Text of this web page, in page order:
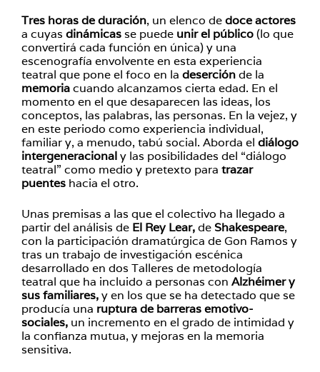
Tres horas de duración, un elenco dedoce actores
a cuyas dinámicasse puede unir el público(lo que
convertirá cada función en única) y una
escenografía envolvente en esta experiencia
teatral que pone el foco en la deserciónde la
memoriacuando alcanzamos cierta edad. En el
momento en el que desaparecen las ideas, los
conceptos, las palabras, las personas. En la vejez, y
en este periodo como experiencia individual,
familiar y, a menudo, tabú social. Aborda el diálogo
intergeneracionaly las posibilidades del “diálogo
teatral” como medio y pretexto para trazar
puentes hacia el otro.
Unas premisas a las que el colectivo ha llegado a
partir del análisis de El Rey Lear,de Shakespeare,
con la participación dramatúrgica de Gon Ramos y
tras un trabajo de investigación escénica
desarrollado en dos Talleres de metodología
teatral que ha incluido a personas con Alzhéimer y
sus familiares,y en los que se ha detectado que se
producía una ruptura de barreras emotivo-
sociales, un incremento en el grado de intimidad y
la confianza mutua, y mejoras en la memoria
sensitiva.